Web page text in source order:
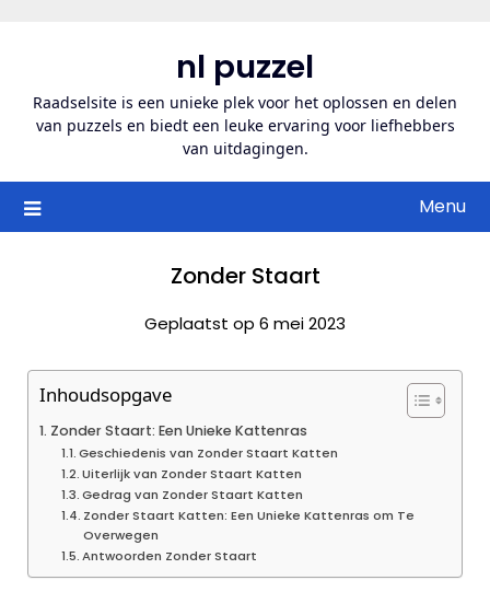
inhoud
nl puzzel
Raadselsite is een unieke plek voor het oplossen en delen
van puzzels en biedt een leuke ervaring voor liefhebbers
van uitdagingen.
Menu
Zonder Staart
Geplaatst op 6 mei 2023
Inhoudsopgave
Zonder Staart: Een Unieke Kattenras
Geschiedenis van Zonder Staart Katten
Uiterlijk van Zonder Staart Katten
Gedrag van Zonder Staart Katten
Zonder Staart Katten: Een Unieke Kattenras om Te
Overwegen
Antwoorden Zonder Staart